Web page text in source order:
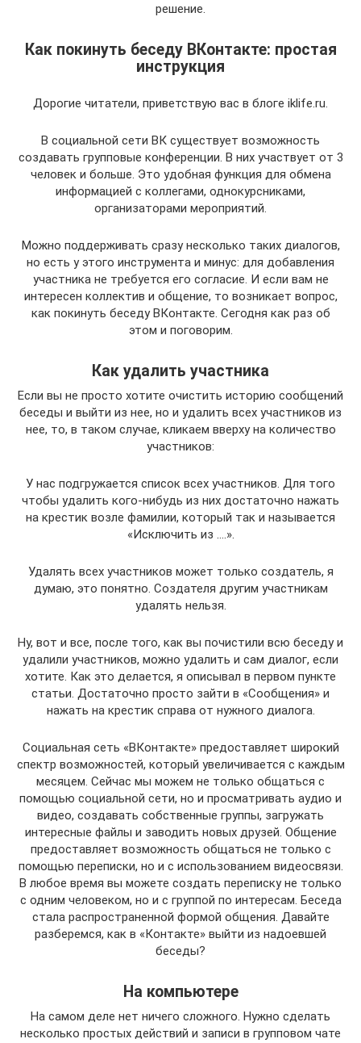
решение.
Как покинуть беседу ВКонтакте: простая
инструкция
Дорогие читатели, приветствую вас в блоге iklife.ru.
В социальной сети ВК существует возможность
создавать групповые конференции. В них участвует от 3
человек и больше. Это удобная функция для обмена
информацией с коллегами, однокурсниками,
организаторами мероприятий.
Можно поддерживать сразу несколько таких диалогов,
но есть у этого инструмента и минус: для добавления
участника не требуется его согласие. И если вам не
интересен коллектив и общение, то возникает вопрос,
как покинуть беседу ВКонтакте. Сегодня как раз об
этом и поговорим.
Как удалить участника
Если вы не просто хотите очистить историю сообщений
беседы и выйти из нее, но и удалить всех участников из
нее, то, в таком случае, кликаем вверху на количество
участников:
У нас подгружается список всех участников. Для того
чтобы удалить кого-нибудь из них достаточно нажать
на крестик возле фамилии, который так и называется
«Исключить из ….».
Удалять всех участников может только создатель, я
думаю, это понятно. Создателя другим участникам
удалять нельзя.
Ну, вот и все, после того, как вы почистили всю беседу и
удалили участников, можно удалить и сам диалог, если
хотите. Как это делается, я описывал в первом пункте
статьи. Достаточно просто зайти в «Сообщения» и
нажать на крестик справа от нужного диалога.
Социальная сеть «ВКонтакте» предоставляет широкий
спектр возможностей, который увеличивается с каждым
месяцем. Сейчас мы можем не только общаться с
помощью социальной сети, но и просматривать аудио и
видео, создавать собственные группы, загружать
интересные файлы и заводить новых друзей. Общение
предоставляет возможность общаться не только с
помощью переписки, но и с использованием видеосвязи.
В любое время вы можете создать переписку не только
с одним человеком, но и с группой по интересам. Беседа
стала распространенной формой общения. Давайте
разберемся, как в «Контакте» выйти из надоевшей
беседы?
На компьютере
На самом деле нет ничего сложного. Нужно сделать
несколько простых действий и записи в групповом чате